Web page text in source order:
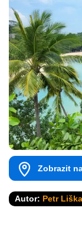
Zobrazit
Autor: Petr Liška